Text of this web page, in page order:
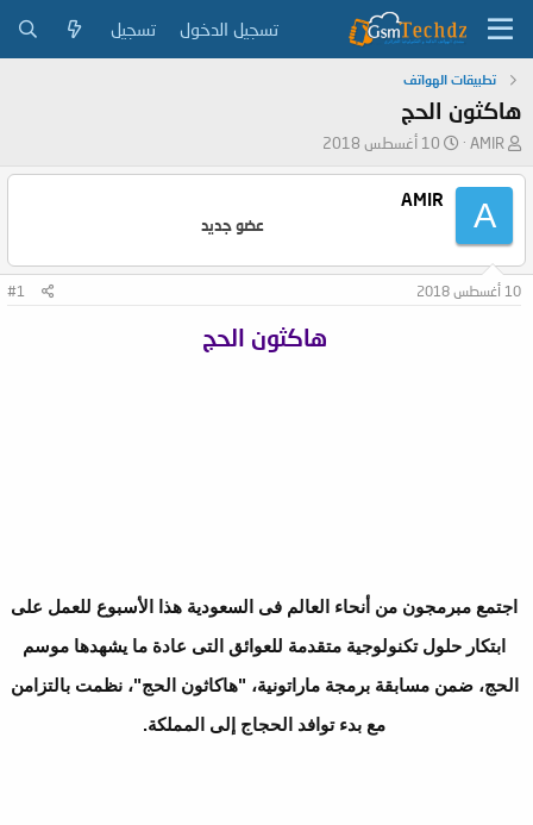
تسجيل الدخول تسجيل
تطبيقات الهواتف
هاكثون الحج
ب
د
ل
م
و
AMIR
ت
ي
ل
ب
10 أغسطس 2018
A
AMIR
عضو جديد
10 أغسطس 2018 #1
هاكثون الحج
اجتمع مبرمجون من أنحاء العالم فى السعودية هذا الأسبوع للعمل على
ابتكار حلول تكنولوجية متقدمة للعوائق التى عادة ما يشهدها موسم
الحج، ضمن مسابقة برمجة ماراتونية، "هاكاثون الحج"، نظمت بالتزامن
مع بدء توافد الحجاج إلى المملكة.